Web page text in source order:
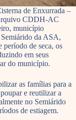
de Enxurrada –
CDDH-AC
município
da ASA,
período de seca, os
em seus
do município.
as famílias para a
e reutilizar a
no Semiárido
de estiagem.